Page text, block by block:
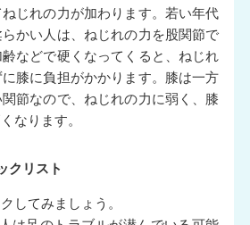
じれの力が加わります。若い年代
かい人は、ねじれの力を股関節で
などで硬くなってくると、ねじれ
膝に負担がかかります。膝は一方
節なので、ねじれの力に弱く、膝
なります。
クリスト
してみましょう。